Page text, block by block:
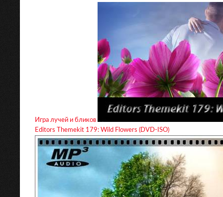
Игра лучей и бликов
Editors Themekit 179: Wild Flowers (DVD-ISO)